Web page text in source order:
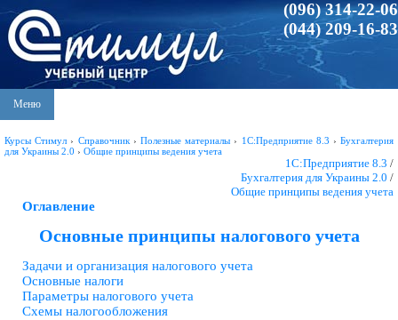
(096) 314-22-06
(044) 209-16-83
Меню
Курсы Стимул › Справочник› Полезные материалы › 1С:Предприятие 8.3 ›Бухгалтерия
для Украины 2.0 › Общие принципы ведения учета
1С:Предприятие 8.3 /
Бухгалтерия для Украины 2.0 /
Общие принципы ведения учета
Оглавление
Основные принципы налогового учета
Задачи и организация налогового учета
Основные налоги
Параметры налогового учета
Схемы налогообложения